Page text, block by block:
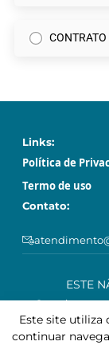
CONTRATO
Links:
Política de
Termo de uso
Contato:
ESTE
O serviço
Podem ser feitos
deste site,
Este site utiliza
continuar